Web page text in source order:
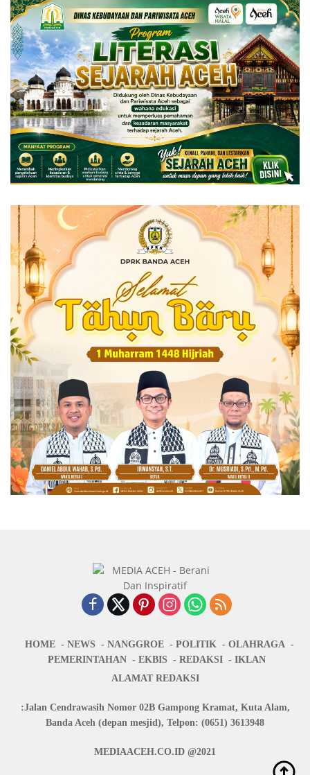
HOME NEWS NANGGROE POLITIK
OLAHRAGA
PEMERINTAHAN
EKBIS REDAKSI
IKLAN
ALAMAT REDAKSI
:Jalan Cendrawasih Nomor 02B Gampong Kramat, Kuta Alam,
Banda Aceh (depan mesjid), Telpon: (0651) 3613948
MEDIAACEH.CO.ID @2021